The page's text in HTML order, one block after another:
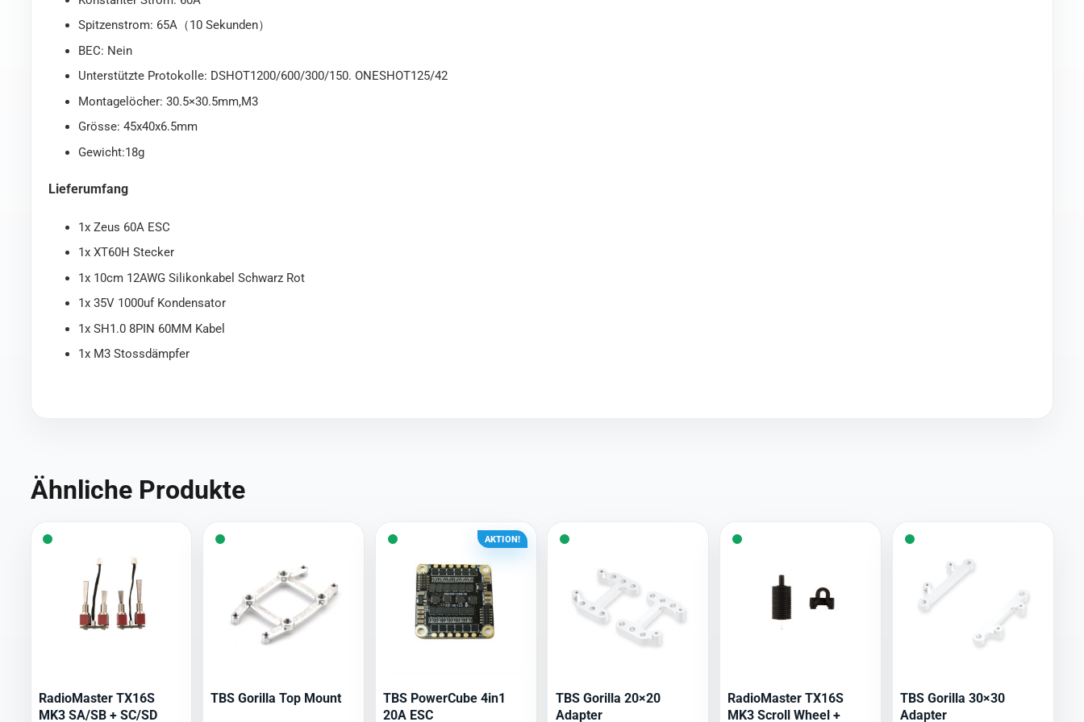
Spitzenstrom: 65A（10 Sekunden）
BEC: Nein
Unterstützte Protokolle: DSHOT1200/600/300/150. ONESHOT125/42
Montagelöcher: 30.5×30.5mm,M3
Grösse: 45x40x6.5mm
Gewicht:18g
Lieferumfang
1x Zeus 60A ESC
1x XT60H Stecker
1x 10cm 12AWG Silikonkabel Schwarz Rot
1x 35V 1000uf Kondensator
1x SH1.0 8PIN 60MM Kabel
1x M3 Stossdämpfer
Ähnliche Produkte
RadioMaster TX16S
MK3 SA/SB + SC/SD
TBS Gorilla Top Mount
AKTION!
TBS PowerCube 4in1
20A ESC
TBS Gorilla 20×20
Adapter
RadioMaster TX16S
MK3 Scroll Wheel +
TBS Gorilla 30×30
Adapter